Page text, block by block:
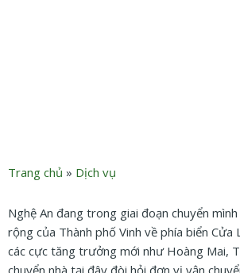
Trang chủ » Dịch vụ
Nghệ An đang trong giai đoạn chuyển
rộng của Thành phố Vinh về phía biển Cửa
các cực tăng trưởng mới như Hoàng Mai,